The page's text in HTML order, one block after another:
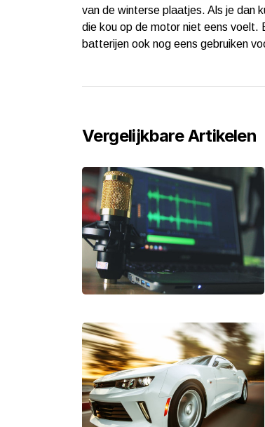
van de winterse plaatjes. Als je dan
die kou op de motor niet eens voelt.
batterijen ook nog eens gebruiken
Vergelijkbare Artikelen